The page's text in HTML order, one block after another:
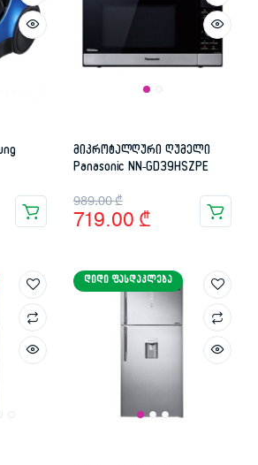
მიკროტალღური ღუმელი
Panasonic NN-GD39HSZPE
989.00₾
Original
price
989.00 ₾.
719.00 ₾
Current
price
719.00 ₾.
ᲓᲘᲓᲘ ᲤᲐᲡᲓᲐᲙᲚᲔᲑᲐ